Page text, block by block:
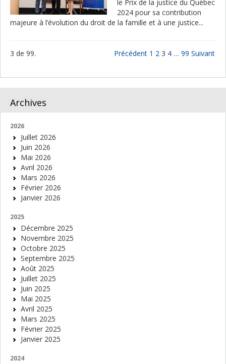
le Prix de la justice du Québec
2024 pour sa contribution
majeure à l’évolution du droit de la famille et à une justice...
3 de 99. Précédent 1 2 3 4 … 99 Suivant
Archives
2026
Juillet 2026
Juin 2026
Mai 2026
Avril 2026
Mars 2026
Février 2026
Janvier 2026
2025
Décembre 2025
Novembre 2025
Octobre 2025
Septembre 2025
Août 2025
Juillet 2025
Juin 2025
Mai 2025
Avril 2025
Mars 2025
Février 2025
Janvier 2025
2024